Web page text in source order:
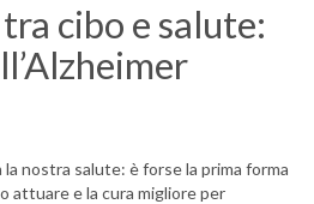
cibo e salute:
nostra salute: è forse la prima forma
attuare e la cura migliore per